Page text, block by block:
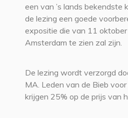
een van ’s lands bekendste
de lezing een goede
expositie die van 11
Amsterdam te zien zal zijn.
De lezing wordt verzorgd
MA. Leden van de Bieb
krijgen 25% op de prijs van